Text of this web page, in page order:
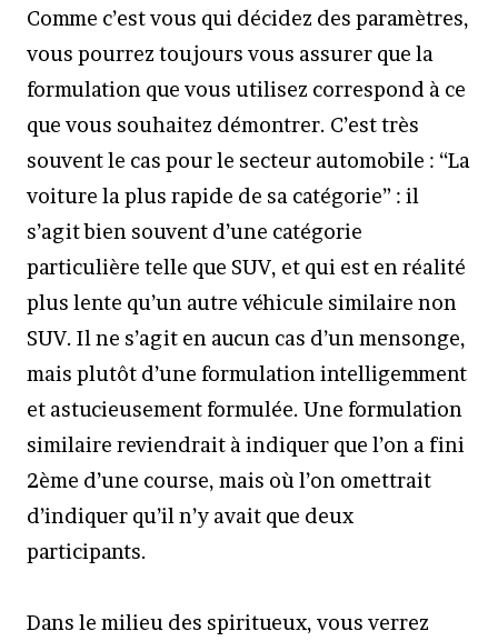
Comme c’est vous qui décidez des paramètres,
vous pourrez toujours vous assurer que la
formulation que vous utilisez correspond à ce
que vous souhaitez démontrer. C’est très
souvent le cas pour le secteur automobile : “La
voiture la plus rapide de sa catégorie” : il
s’agit bien souvent d’une catégorie
particulière telle que SUV, et qui est en réalité
plus lente qu’un autre véhicule similaire non
SUV. Il ne s’agit en aucun cas d’un mensonge,
mais plutôt d’une formulation intelligemment
et astucieusement formulée. Une formulation
similaire reviendrait à indiquer que l’on a fini
2ème d’une course, mais où l’on omettrait
d’indiquer qu’il n’y avait que deux
participants.
Dans le milieu des spiritueux, vous verrez